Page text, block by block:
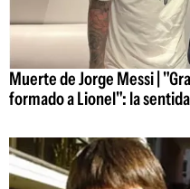
Muerte de Jorge Messi |
formado a Lionel": la